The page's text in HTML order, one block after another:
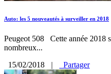
Auto: les 5 nouveautés à surveiller en 2018
Peugeot 508 Cette année 2018
nombreux...
15/02/2018
| Partager